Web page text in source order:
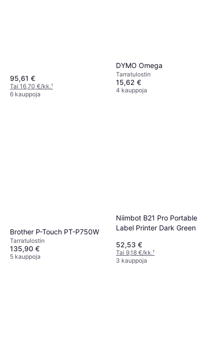
95,61 €
Tai 16,70 €/kk.¹
6 kauppoja
DYMO Omega
Tarra­tulostin
15,62 €
4 kauppoja
Brother P-Touch PT-P750W
Tarra­tulostin
135,90 €
5 kauppoja
Niimbot B21 Pro Portable
Label Printer Dark Green
52,53 €
Tai 9,18 €/kk.¹
3 kauppoja